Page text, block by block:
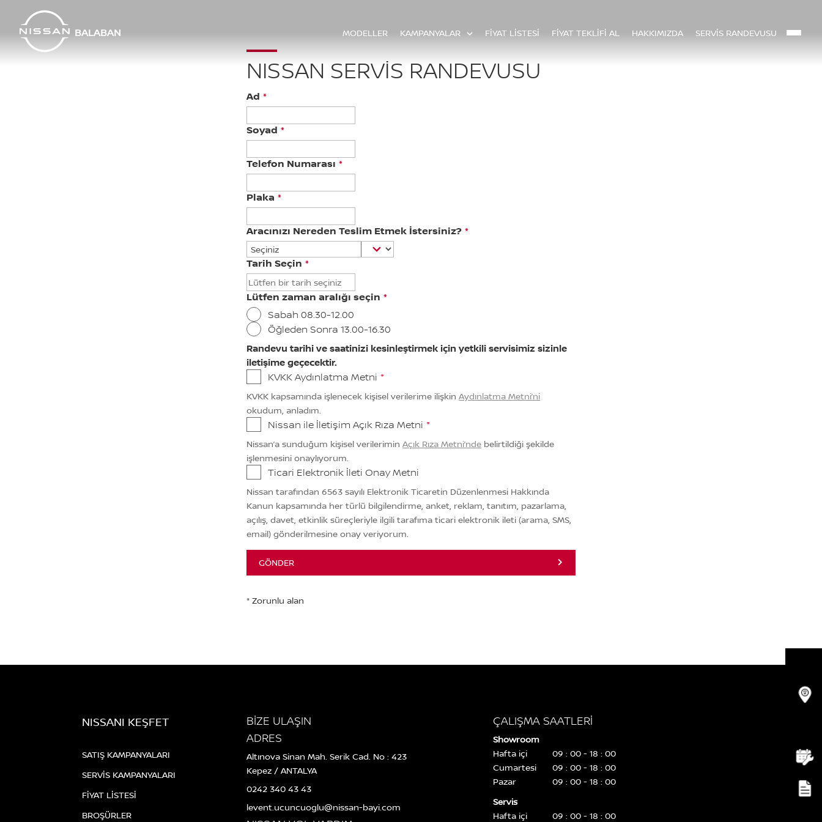
BALABAN MODELLER KAMPANYALAR FİYAT LİSTESİ FİYAT TEKLİFİ AL HAKKIMIZDA SERVİS RANDEVUSU
NISSAN SERVIS RANDEVUSU
Ad *
Soyad *
Telefon Numarası *
Plaka *
Aracınızı Nereden Teslim Etmek İstersiniz? *
Tarih Seçin *
nokta
YYYY
Lütfen zaman aralığı seçin *
Sabah 08.30-12.00
Öğleden Sonra 13.00-16.30
Randevu tarihi ve saatinizi kesinleştirmek için yetkili servisimiz sizinle
iletişime geçecektir.
KVKK Aydınlatma Metni *
KVKK kapsamında işlenecek kişisel verilerime ilişkinAydınlatma Metni’ni
okudum, anladım.
Nissan ile İletişim Açık Rıza Metni *
Nissan’a sunduğum kişisel verileriminAçık Rıza Metni’nde belirtildiği şekilde
işlenmesini onaylıyorum.
Ticari Elektronik İleti Onay Metni
Nissan tarafından 6563 sayılı Elektronik Ticaretin Düzenlenmesi Hakkında
Kanun kapsamında her türlü bilgilendirme, anket, reklam, tanıtım, pazarlama,
açılış, davet, etkinlik süreçleriyle ilgili tarafıma ticari elektronik ileti (arama, SMS,
email) gönderilmesine onay veriyorum.
GÖNDER
NISSANI KEŞFET
SATIŞ KAMPANYALARI
SERVİS KAMPANYALARI
FİYAT LİSTESİ
BROŞÜRLER
BİZE ULAŞIN
ADRES
Altınova Sinan Mah. Serik Cad. No : 423
Kepez / ANTALYA
0242 340 43 43
levent.ucuncuoglu@nissan-bayi.com
ÇALIŞMA SAATLERİ
Showroom
Hafta içi
09 : 00 - 18 : 00
Cumartesi
09 : 00 - 18 : 00
Pazar
09 : 00 - 18 : 00
Servis
Hafta içi
09 : 00 - 18 : 00